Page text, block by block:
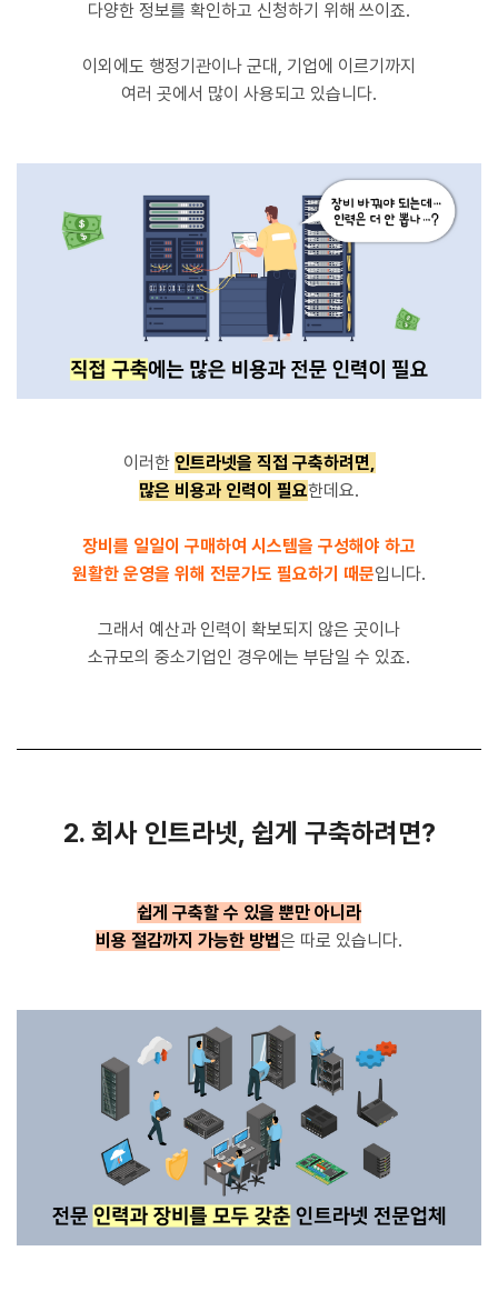
다양한 정보를 확인하고 신청하기 위해 쓰이죠.
이외에도 행정기관이나 군대, 기업에 이르기까지
여러 곳에서 많이 사용되고 있습니다.
이러한 인트라넷을 직접 구축하려면,
많은 비용과 인력이 필요한데요.
장비를 일일이 구매하여 시스템을 구성해야 하고
원활한 운영을 위해 전문가도 필요하기 때문입니다.
그래서 예산과 인력이 확보되지 않은 곳이나
소규모의 중소기업인 경우에는 부담일 수 있죠.
2. 회사 인트라넷, 쉽게 구축하려면?
쉽게 구축할 수 있을 뿐만 아니라
비용 절감까지 가능한 방법은 따로 있습니다.